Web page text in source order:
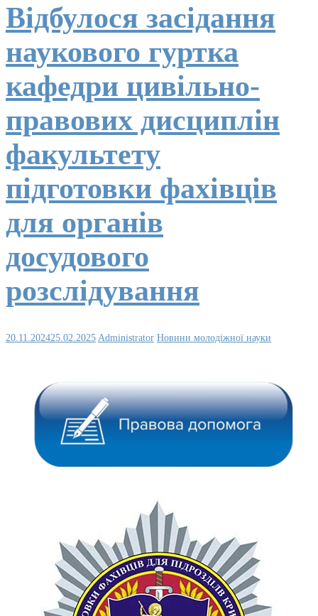
Відбулося засідання
наукового гуртка
кафедри цивільно-
правових дисциплін
факультету
підготовки фахівців
для органів
досудового
розслідування
20.11.202425.02.2025 Administrator Новини молодіжної науки